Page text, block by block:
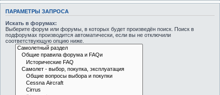
ПАРАМЕТРЫ ЗАПРОСА
Искать в форумах:
Выберите форум или форумы, в которых будет произведён поиск. Поиск в
подфорумах производится автоматически, если вы не отключили
соответствующую опцию ниже.